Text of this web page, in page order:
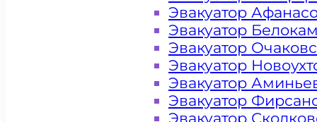
Эвакуатор
Эвакуатор
Эвакуатор
Эвакуатор
Эвакуатор
Эвакуатор
Эвакуатор